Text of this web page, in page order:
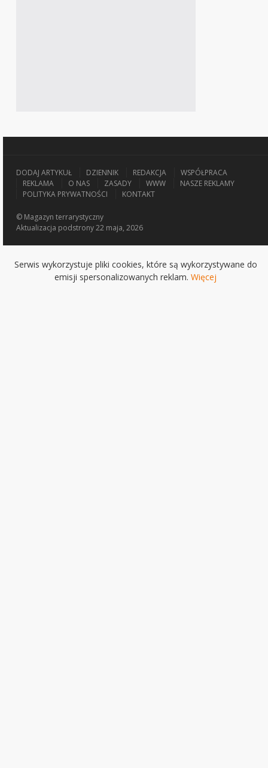
DODAJ ARTYKUŁ DZIENNIK REDAKCJA
WSPÓŁPRACA
REKLAMA
O NAS ZASADY WWW
NASZE REKLAMY
POLITYKA PRYWATNOŚCI
KONTAKT
© Magazyn terrarystyczny
Aktualizacja podstrony 22 maja, 2026
Serwis wykorzystuje pliki cookies, które są wykorzystywane do
emisji spersonalizowanych reklam. Więcej